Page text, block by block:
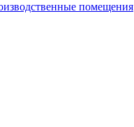
помещения